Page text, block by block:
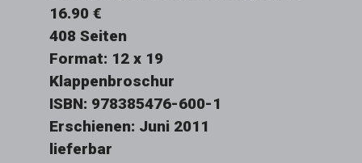
16.90 €
408 Seiten
Format: 12 x 19
Klappenbroschur
ISBN: 978385476-600-1
Erschienen: Juni 2011
lieferbar